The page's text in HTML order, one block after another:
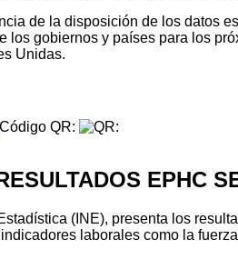
de la disposición de los datos
los gobiernos y países para los
Unidas.
Código QR:
EPHC
(INE), presenta los
laborales como la